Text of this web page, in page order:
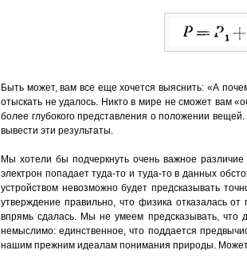
Быть может, вам все еще хочется выяснить: «А
отыскать не удалось. Никто в мире не сможет вам
более глубокого представления о положении
вывести эти результаты.
Мы хотели бы подчеркнуть очень важное
электрон попадает туда-то и туда-то в данных
устройством невозможно будет предсказывать
утверждение правильно, что физика отказалась
впрямь сдалась. Мы не умеем предсказывать, что
немыслимо: единственное, что поддается
нашим прежним идеалам понимания природы. Может